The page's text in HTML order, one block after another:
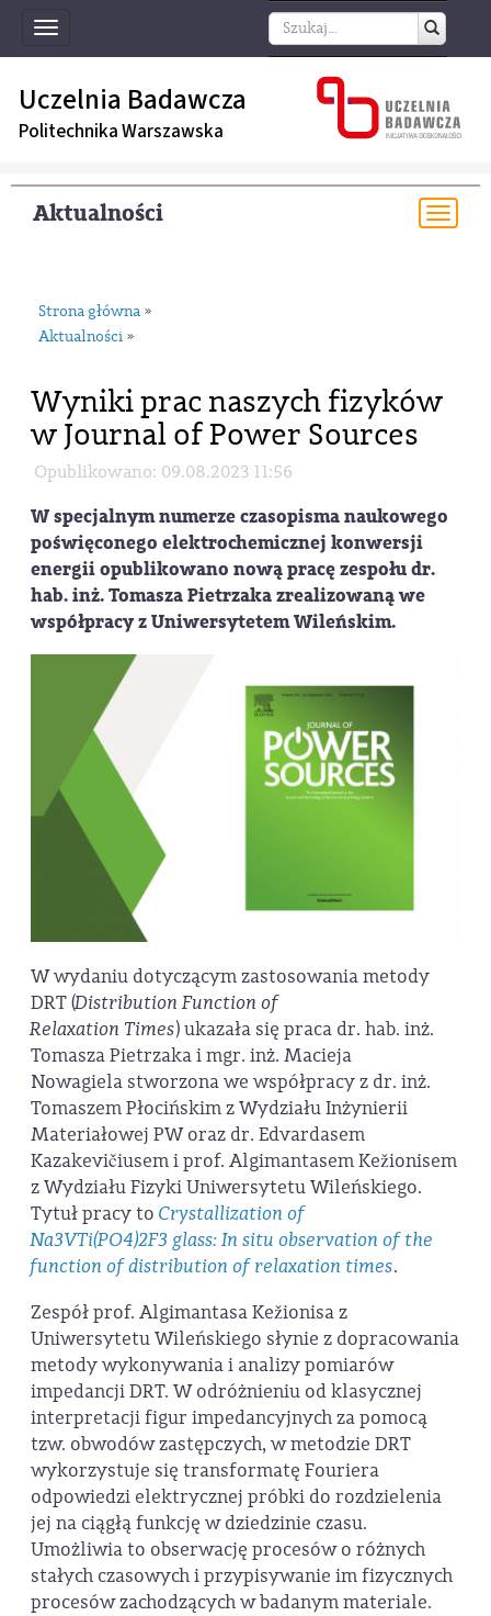
Toggle
navigation
Uczelnia Badawcza
Politechnika Warszawska
Aktualności
Strona główna »
Aktualności »
Wyniki prac naszych fizyków
w Journal of Power Sources
Opublikowano: 09.08.2023 11:56
W specjalnym numerze czasopisma naukowego
poświęconego elektrochemicznej konwersji
energii opublikowano nową pracę zespołu dr.
hab. inż. Tomasza Pietrzaka zrealizowaną we
współpracy z Uniwersytetem Wileńskim.
W wydaniu dotyczącym zastosowania metody
DRT (Distribution Function of
Relaxation Times) ukazała się praca dr. hab. inż.
Tomasza Pietrzaka i mgr. inż. Macieja
Nowagiela stworzona we współpracy z dr. inż.
Tomaszem Płocińskim z Wydziału Inżynierii
Materiałowej PW oraz dr. Edvardasem
Kazakevičiusem i prof. Algimantasem Kežionisem
z Wydziału Fizyki Uniwersytetu Wileńskiego.
Tytuł pracy to Crystallization of
Na3VTi(PO4)2F3 glass: In situ observation of the
function of distribution of relaxation times.
Zespół prof. Algimantasa Kežionisa z
Uniwersytetu Wileńskiego słynie z dopracowania
metody wykonywania i analizy pomiarów
impedancji DRT. W odróżnieniu od klasycznej
interpretacji figur impedancyjnych za pomocą
tzw. obwodów zastępczych, w metodzie DRT
wykorzystuje się transformatę Fouriera
odpowiedzi elektrycznej próbki do rozdzielenia
jej na ciągłą funkcję w dziedzinie czasu.
Umożliwia to obserwację procesów o różnych
stałych czasowych i przypisywanie im fizycznych
procesów zachodzących w badanym materiale.